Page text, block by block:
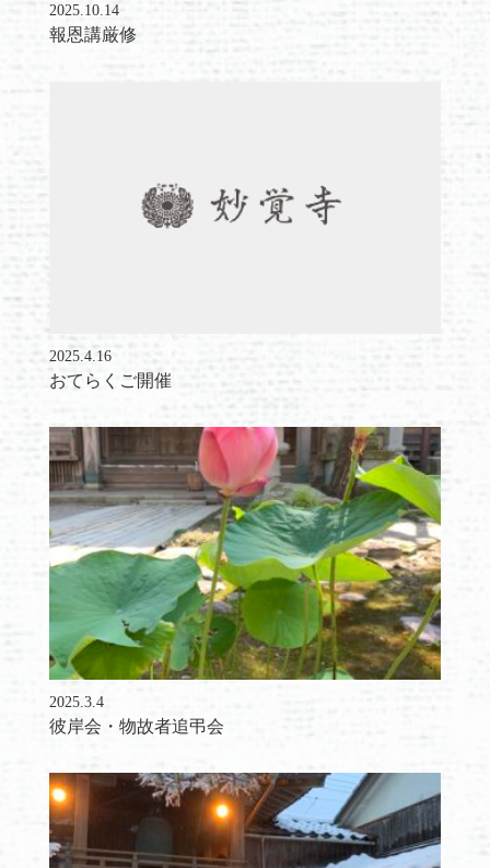
2025.10.14
報恩講厳修
2025.4.16
おてらくご開催
2025.3.4
彼岸会・物故者追弔会